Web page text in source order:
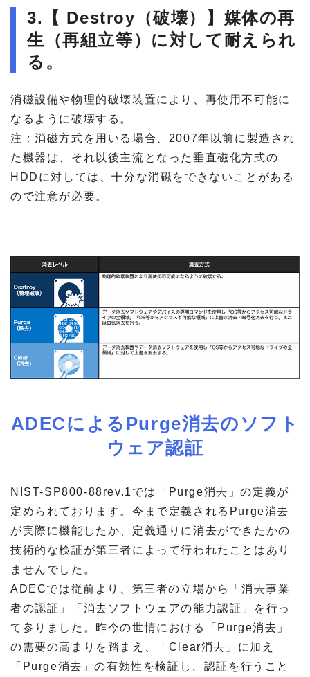
3.【 Destroy（破壊）】媒体の再
生（再組立等）に対して耐えられ
る。
消磁設備や物理的破壊装置により、再使用不可能に
なるように破壊する。
注：消磁方式を用いる場合、2007年以前に製造され
た機器は、それ以後主流となった垂直磁化方式の
HDDに対しては、十分な消磁をできないことがある
ので注意が必要。
ADECによるPurge消去のソフト
ウェア認証
NIST-SP800-88rev.1では「Purge消去」の定義が
定められております。今まで定義されるPurge消去
が実際に機能したか、定義通りに消去ができたかの
技術的な検証が第三者によって行われたことはあり
ませんでした。
ADECでは従前より、第三者の立場から「消去事業
者の認証」「消去ソフトウェアの能力認証」を行っ
て参りました。昨今の世情における「Purge消去」
の需要の高まりを踏まえ、「Clear消去」に加え
「Purge消去」の有効性を検証し、認証を行うこと